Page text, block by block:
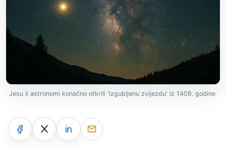
Jesu li astronomi konačno otkrili 'izgubljenu zvijezdu' iz 1408. godine